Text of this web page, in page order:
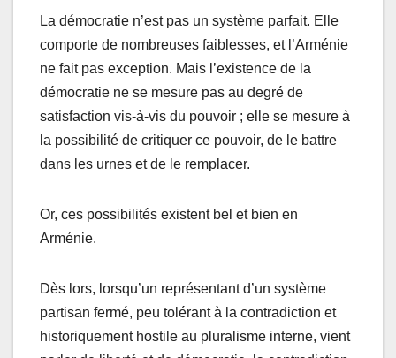
La démocratie n’est pas un système parfait. Elle
comporte de nombreuses faiblesses, et l’Arménie
ne fait pas exception. Mais l’existence de la
démocratie ne se mesure pas au degré de
satisfaction vis-à-vis du pouvoir ; elle se mesure à
la possibilité de critiquer ce pouvoir, de le battre
dans les urnes et de le remplacer.
Or, ces possibilités existent bel et bien en
Arménie.
Dès lors, lorsqu’un représentant d’un système
partisan fermé, peu tolérant à la contradiction et
historiquement hostile au pluralisme interne, vient